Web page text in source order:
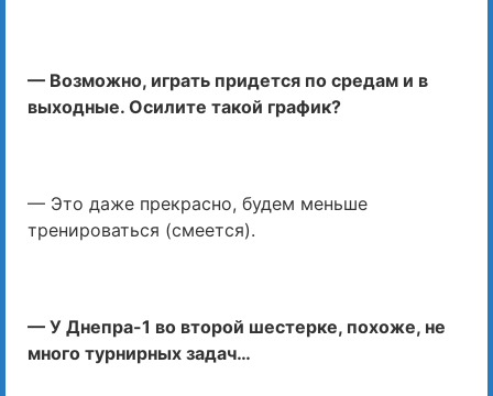
— Возможно, играть придется по средам и в
выходные. Осилите такой график?
— Это даже прекрасно, будем меньше
тренироваться (смеется).
— У Днепра-1 во второй шестерке, похоже, не
много турнирных задач…